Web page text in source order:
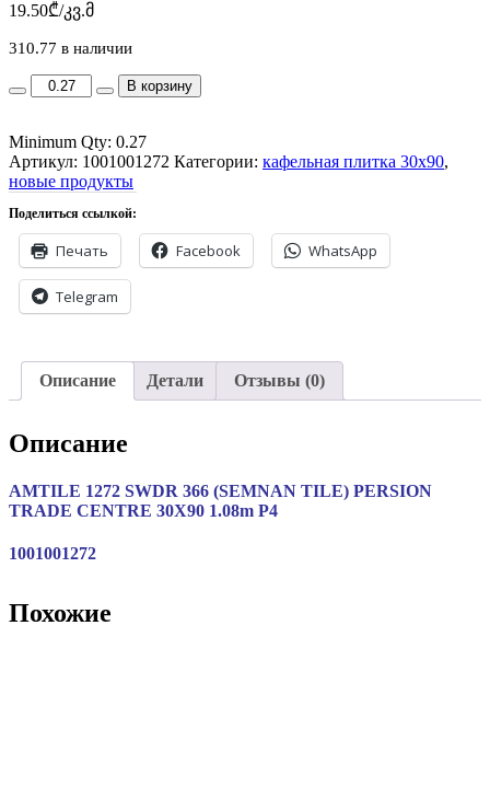
19.50₾/კვ.მ
310.77 в наличии
AMTILE
1272
366
(SEMNAN
TILE)
TRADE
CENTRE
30X90
1.08m
P4
quantity
В корзину
Minimum Qty: 0.27
Артикул: 1001001272 Категории: кафельная плитка 30x90,
новые продукты
Поделиться ссылкой:
Печать Facebook WhatsApp
Telegram
Описание Детали Отзывы (0)
Описание
AMTILE 1272 SWDR 366 (SEMNAN TILE) PERSION
TRADE CENTRE 30X90 1.08m P4
1001001272
Похожие